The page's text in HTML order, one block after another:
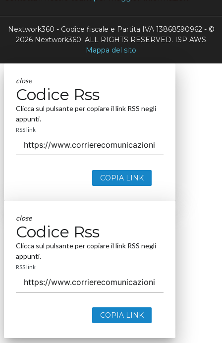
Nextwork360 - Codice fiscale e Partita IVA 13868590962 - ©
2026 Nextwork360. ALL RIGHTS RESERVED. ISP AWS
Mappa del sito
close
Codice Rss
Clicca sul pulsante per copiare il link RSS negli
appunti.
RSS link
COPIA LINK
close
Codice Rss
Clicca sul pulsante per copiare il link RSS negli
appunti.
RSS link
COPIA LINK